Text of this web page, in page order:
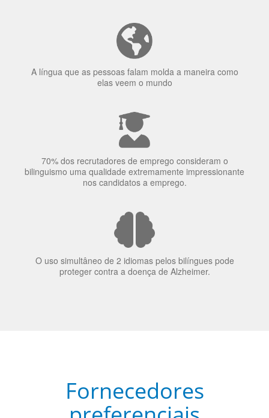
A língua que as pessoas falam molda a maneira como
elas veem o mundo
70% dos recrutadores de emprego consideram o
bilinguismo uma qualidade extremamente impressionante
nos candidatos a emprego.
O uso simultâneo de 2 idiomas pelos bilíngues pode
proteger contra a doença de Alzheimer.
Fornecedores